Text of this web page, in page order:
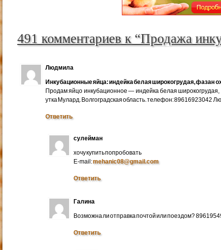
491 комментариев к “Продажа
Людмила
Инкубационные яйца: индейка белая широкогрудая, фазан
Продам яйцо инкубационное — индейка белая
утка Мулард. Волгоградская область. телефон: 89616923042
Ответить
сулейман
хочу купить попробовать
E-mail:mehanic08@gmail.com
Ответить
Галина
Возможна ли отправка почтой или поездом?
Ответить